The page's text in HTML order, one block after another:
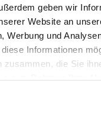
geben wir
Website an
Werbung und
Informationen
zusammen, die Sie
sie im Rahmen Ihrer
einkaufen
Einfachheit des
Technologien.